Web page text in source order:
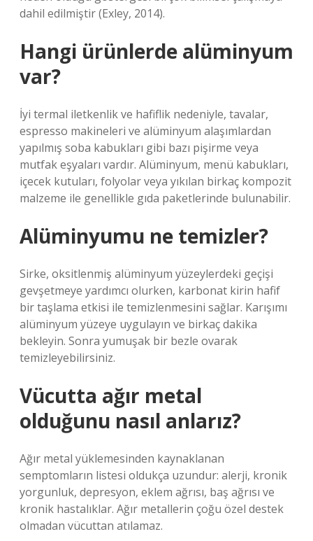
dahil edilmiştir (Exley, 2014).
Hangi ürünlerde alüminyum
var?
İyi termal iletkenlik ve hafiflik nedeniyle, tavalar,
espresso makineleri ve alüminyum alaşımlardan
yapılmış soba kabukları gibi bazı pişirme veya
mutfak eşyaları vardır. Alüminyum, menü kabukları,
içecek kutuları, folyolar veya yıkılan birkaç kompozit
malzeme ile genellikle gıda paketlerinde bulunabilir.
Alüminyumu ne temizler?
Sirke, oksitlenmiş alüminyum yüzeylerdeki geçişi
gevşetmeye yardımcı olurken, karbonat kirin hafif
bir taşlama etkisi ile temizlenmesini sağlar. Karışımı
alüminyum yüzeye uygulayın ve birkaç dakika
bekleyin. Sonra yumuşak bir bezle ovarak
temizleyebilirsiniz.
Vücutta ağır metal
olduğunu nasıl anlarız?
Ağır metal yüklemesinden kaynaklanan
semptomların listesi oldukça uzundur: alerji, kronik
yorgunluk, depresyon, eklem ağrısı, baş ağrısı ve
kronik hastalıklar. Ağır metallerin çoğu özel destek
olmadan vücuttan atılamaz.